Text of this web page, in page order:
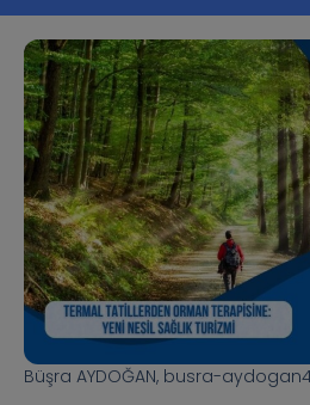
Büşra AYDOĞAN, busra-